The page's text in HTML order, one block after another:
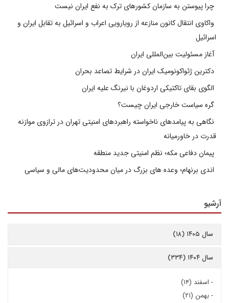
چرا پیوستن به سازمان کشورهای ترک به نفع ایران نیست
واکاوی انتقال کانون منازعه از رویارویی اعراب و اسرائیل به تقابل ایران و
اسرائیل
آغاز مسئولیت بین‌المللی ایران
دکترین ژئواکونومیک ایران در شرایط تصاعد بحران
الگوی بقای تاکتیکی اردوغان با نیرنگ علیه ایران
گره سیاست خارجی ایران چیست؟
نگاهی به پیامدهای ناخواسته راهبردهای امنیتی تهران در ترازوی موازنه
قدرت در خاورمیانه
پیمان دفاعی مکه؛ نظم امنیتی جدید منطقه
اندی برنهام؛ وعده های بزرگ در میان محدودیت‌های مالی و سیاسی
آرشیو
سال ۱۴۰۵ (۱۸)
سال ۱۴۰۴ (۳۳۴)
- اسفند (۱۴)
-بهمن (۲۱)